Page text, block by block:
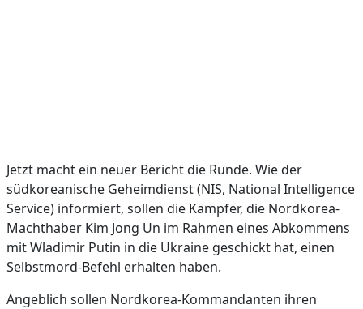
Jetzt macht ein neuer Bericht die Runde. Wie der
südkoreanische Geheimdienst (NIS, National Intelligence
Service) informiert, sollen die Kämpfer, die Nordkorea-
Machthaber Kim Jong Un im Rahmen eines Abkommens
mit Wladimir Putin in die Ukraine geschickt hat, einen
Selbstmord-Befehl erhalten haben.
Angeblich sollen Nordkorea-Kommandanten ihren